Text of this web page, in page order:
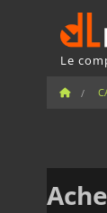
Le